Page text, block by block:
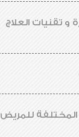
و تقنيات العلاج
المختلفة للمريض